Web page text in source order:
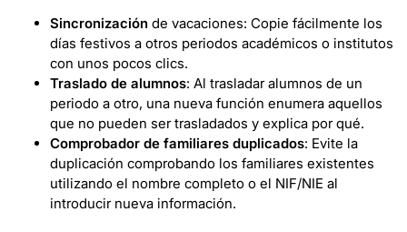
Sincronización de vacaciones: Copie fácilmente los
días festivos a otros periodos académicos o institutos
con unos pocos clics.
Traslado de alumnos: Al trasladar alumnos de un
periodo a otro, una nueva función enumera aquellos
que no pueden ser trasladados y explica por qué.
Comprobador de familiares duplicados: Evite la
duplicación comprobando los familiares existentes
utilizando el nombre completo o el NIF/NIE al
introducir nueva información.